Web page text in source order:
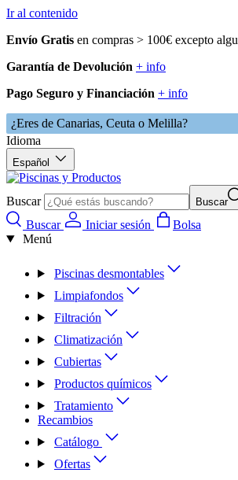
Ir al contenido
Envío Gratis en compras > 100€ excepto
Garantía de Devolución + info
Pago Seguro y Financiación + info
¿Eres de Canarias, Ceuta o Melilla?
Idioma
Español
Buscar Buscar
Buscar Iniciar sesión
Bolsa
Menú
Piscinas desmontables
Limpiafondos
Filtración
Climatización
Cubiertas
Productos químicos
Tratamiento
Recambios
Catálogo
Ofertas